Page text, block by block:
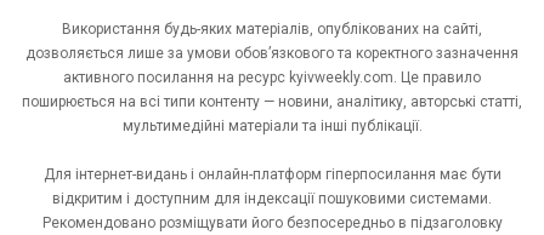
Використання будь-яких матеріалів, опублікованих на сайті,
дозволяється лише за умови обов’язкового та коректного зазначення
активного посилання на ресурс kyivweekly.com. Це правило
поширюється на всі типи контенту — новини, аналітику, авторські статті,
мультимедійні матеріали та інші публікації.
Для інтернет-видань і онлайн-платформ гіперпосилання має бути
відкритим і доступним для індексації пошуковими системами.
Рекомендовано розміщувати його безпосередньо в підзаголовку